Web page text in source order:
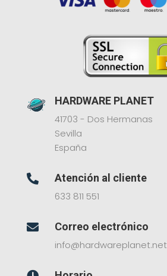
HARDWARE PLANET
41703 - Dos Hermanas
Sevilla
España

Atención al cliente
633 811 551

Correo electrónico
info@hardwareplanet.net